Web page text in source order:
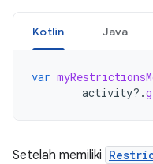
Kotlin Java
var
activity?.
Setelah memiliki